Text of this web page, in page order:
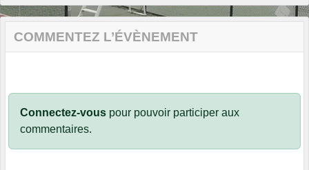
COMMENTEZ L’ÉVÈNEMENT
Connectez-vous pour pouvoir participer aux
commentaires.